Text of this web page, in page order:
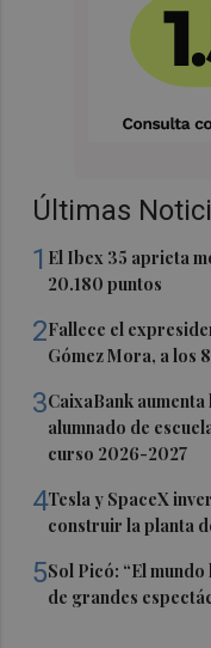
Últimas
1 El Ibex 35 aprieta
20.180 puntos
2Fallece el
Gómez Mora, a los
3CaixaBank
alumnado de
curso 2026-2027
4Tesla y SpaceX
construir la planta
5Sol Picó: “El
de grandes